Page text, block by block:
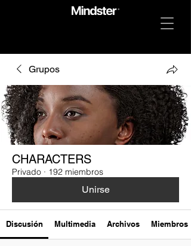
Grupos
CHARACTERS
Privado · 192 miembros
Unirse
Discusión Multimedia Archivos Miembros